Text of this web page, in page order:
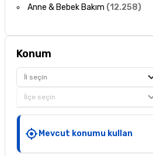
Anne & Bebek Bakım (12.258)
Konum
İl seçin
İlçe seçin
Mevcut konumu kullan